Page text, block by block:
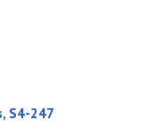
S4-247